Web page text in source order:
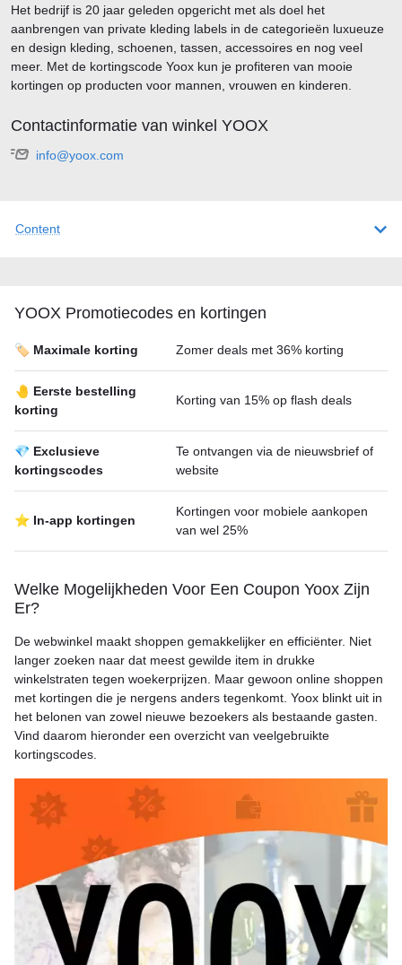
Content
YOOX Promotiecodes en kortingen
🏷️ Maximale korting Zomer deals met 36% korting
🤚 Eerste bestelling
korting
Korting van 15% op flash deals
💎 Exclusieve
kortingscodes
Te ontvangen via de nieuwsbrief of
website
⭐ In-app kortingen
Kortingen voor mobiele aankopen
van wel 25%
Welke Mogelijkheden Voor Een Coupon Yoox Zijn
Er?
De webwinkel maakt shoppen gemakkelijker en efficiënter. Niet
langer zoeken naar dat meest gewilde item in drukke
winkelstraten tegen woekerprijzen. Maar gewoon online shoppen
met kortingen die je nergens anders tegenkomt. Yoox blinkt uit in
het belonen van zowel nieuwe bezoekers als bestaande gasten.
Vind daarom hieronder een overzicht van veelgebruikte
kortingscodes.
Het bedrijf is 20 jaar geleden opgericht met als doel het
aanbrengen van private kleding labels in de categorieën luxueuze
en design kleding, schoenen, tassen, accessoires en nog veel
meer. Met de kortingscode Yoox kun je profiteren van mooie
kortingen op producten voor mannen, vrouwen en kinderen.
Contactinformatie van winkel YOOX
info@yoox.com